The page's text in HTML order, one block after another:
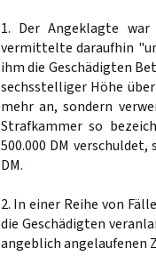
1. Der Angeklagte war
vermittelte daraufhin
ihm die Geschädigten
sechsstelliger Höhe
mehr an, sondern
Strafkammer so
500.000 DM
DM.
2. In einer Reihe von
die Geschädigten
angeblich angelaufenen